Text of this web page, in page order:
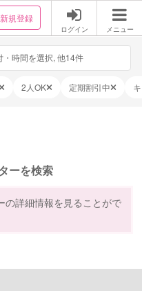
新規登録
ログイン メニュー
・時間を選択, 他14件
2人OK 定期割引中
ーを検索
の詳細情報を見ることがで